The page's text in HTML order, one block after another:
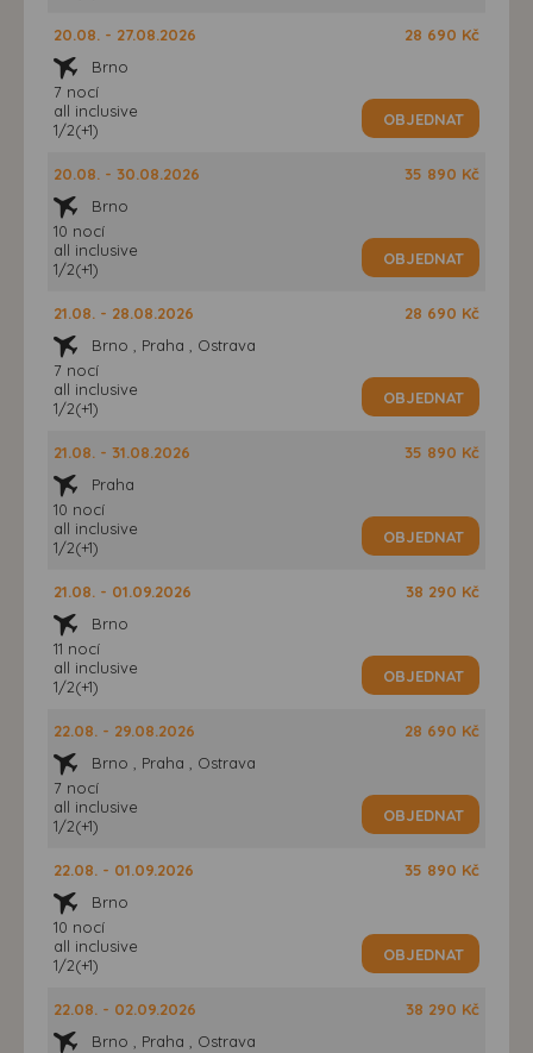
20.08. - 27.08.2026
Brno
7 nocí
all inclusive
1/2(+1)
28 690 Kč
OBJEDNAT
20.08. - 30.08.2026
Brno
10 nocí
all inclusive
1/2(+1)
35 890 Kč
OBJEDNAT
21.08. - 28.08.2026
Brno , Praha , Ostrava
7 nocí
all inclusive
1/2(+1)
28 690 Kč
OBJEDNAT
21.08. - 31.08.2026
Praha
10 nocí
all inclusive
1/2(+1)
35 890 Kč
OBJEDNAT
21.08. - 01.09.2026
Brno
11 nocí
all inclusive
1/2(+1)
38 290 Kč
OBJEDNAT
22.08. - 29.08.2026
Brno , Praha , Ostrava
7 nocí
all inclusive
1/2(+1)
28 690 Kč
OBJEDNAT
22.08. - 01.09.2026
Brno
10 nocí
all inclusive
1/2(+1)
35 890 Kč
OBJEDNAT
22.08. - 02.09.2026
Brno , Praha , Ostrava
38 290 Kč